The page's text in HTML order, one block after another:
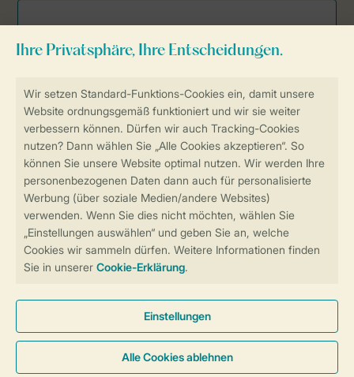
Sicherstellung Deiner Privatsphäre
Weitere Informationen und Einstellungen
Sicher und schnell zur Online-Buchung
Sichere Datenübertragung
Sicheres Bezahlen
Allgemeine Bedingungen Impressum
Cookies und Banner
Barrierefreiheit